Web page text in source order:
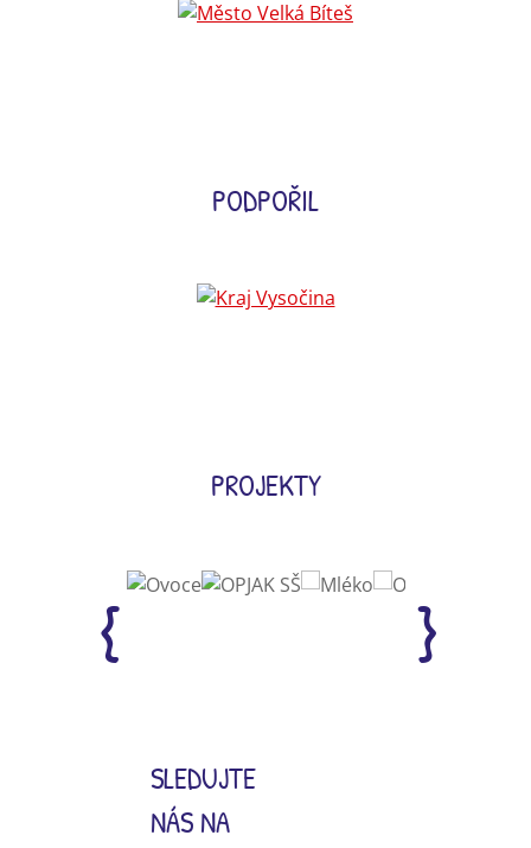
PODPOŘIL
PROJEKTY
SLEDUJTE
NÁS NA